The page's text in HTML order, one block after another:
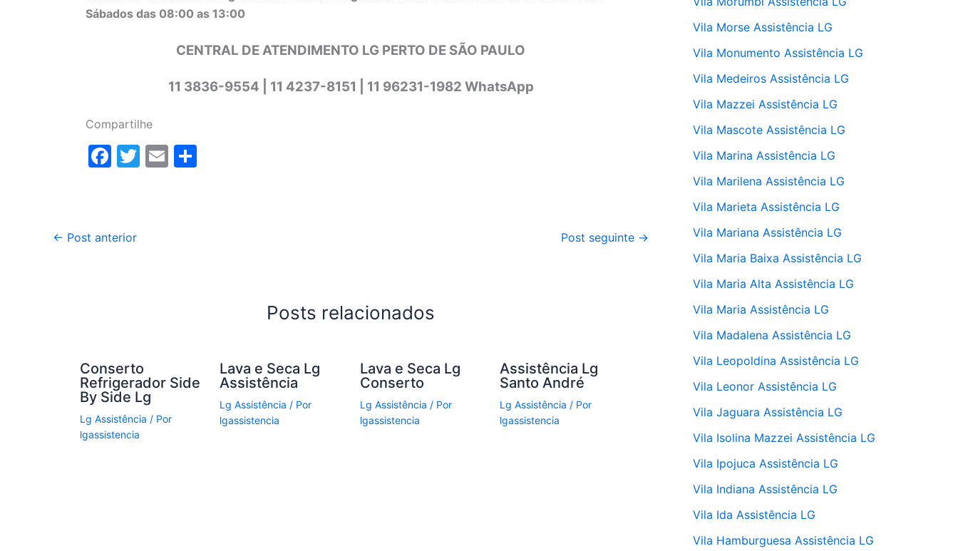
Sábados das 08:00 as 13:00
CENTRAL DE ATENDIMENTO LG PERTO DE SÃO PAULO
11 3836-9554 | 11 4237-8151 | 11 96231-1982 WhatsApp
Compartilhe
F
b
T
E
← Post anterior Post seguinte →
Posts relacionados
Conserto
Refrigerador Side
By Side Lg
Lg Assistência / Por
lgassistencia
Lava e Seca Lg
Assistência
Lg Assistência / Por
lgassistencia
Lava e Seca Lg
Conserto
Lg Assistência / Por
lgassistencia
Assistência Lg
Santo André
Lg Assistência / Por
lgassistencia
Vila Morse Assistência LG
Vila Monumento Assistência LG
Vila Medeiros Assistência LG
Vila Mazzei Assistência LG
Vila Mascote Assistência LG
Vila Marina Assistência LG
Vila Marilena Assistência LG
Vila Marieta Assistência LG
Vila Mariana Assistência LG
Vila Maria Baixa Assistência LG
Vila Maria Alta Assistência LG
Vila Maria Assistência LG
Vila Madalena Assistência LG
Vila Leopoldina Assistência LG
Vila Leonor Assistência LG
Vila Jaguara Assistência LG
Vila Isolina Mazzei Assistência LG
Vila Ipojuca Assistência LG
Vila Indiana Assistência LG
Vila Ida Assistência LG
Vila Hamburguesa Assistência LG